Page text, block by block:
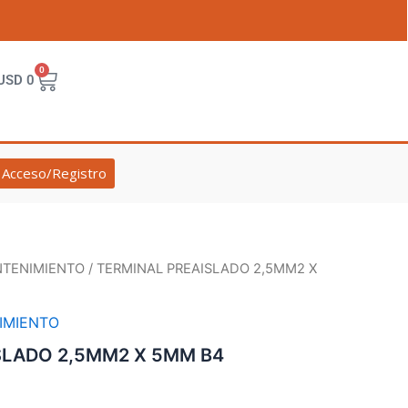
0
0
Cart
Acceso/Registro
/ TERMINAL PREAISLADO 2,5MM2 X
2,5MM2 X 5MM B4